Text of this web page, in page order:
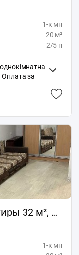
1-кімн
20 м²
2/5 п
за
тихий
Аренда 1-комнатной квартиры 32 м², Академика Королева ул.
1-кімн